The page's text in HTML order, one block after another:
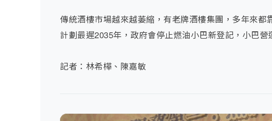
傳統酒樓市場越來越萎縮，有老牌酒樓集團，多年來
計劃最遲2035年，政府會停止燃油小巴新登記，小巴
記者：林希樺、陳嘉敏